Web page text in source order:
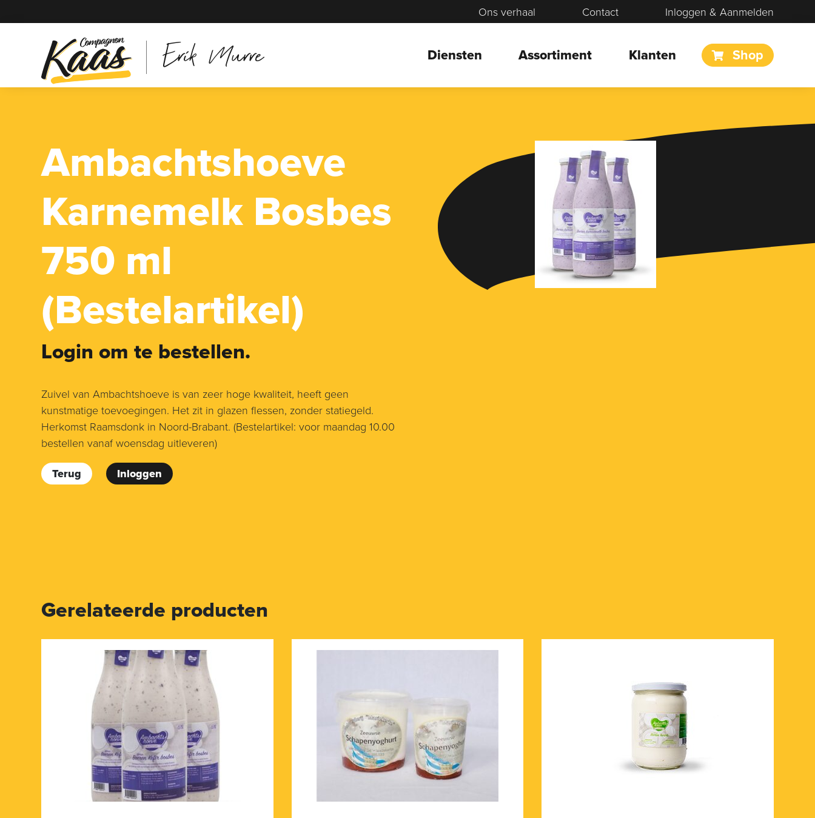
Ons verhaal Contact Inloggen & Aanmelden
Erik Murre Diensten Assortiment Klanten Shop
Ambachtshoeve
Karnemelk Bosbes
750 ml
(Bestelartikel)
Login om te bestellen.
Zuivel van Ambachtshoeve is van zeer hoge kwaliteit, heeft geen
kunstmatige toevoegingen. Het zit in glazen flessen, zonder statiegeld.
Herkomst Raamsdonk in Noord-Brabant. (Bestelartikel: voor maandag 10.00
bestellen vanaf woensdag uitleveren)
Terug Inloggen
Gerelateerde producten